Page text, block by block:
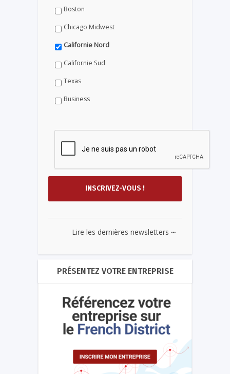
Boston
Chicago Midwest
Californie Nord
Californie Sud
Texas
Business
Lire les dernières newsletters ...
PRÉSENTEZ VOTRE ENTREPRISE